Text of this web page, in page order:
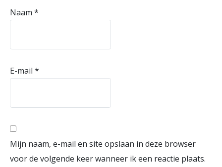
Naam *
E-mail *
Mijn naam, e-mail en site opslaan in deze browser
voor de volgende keer wanneer ik een reactie plaats.